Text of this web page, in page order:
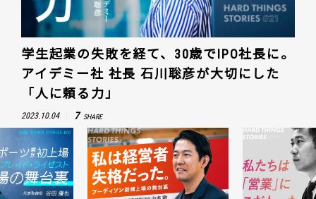
学生起業の失敗を経て、30歳でIPO社長に。
アイデミー社 社長 石川聡彦が大切にした
「人に頼る力」
2023.10.04 7 SHARE